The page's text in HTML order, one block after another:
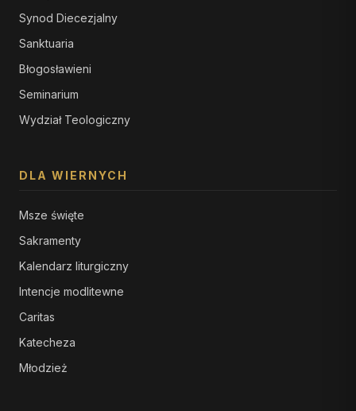
Synod Diecezjalny
Sanktuaria
Błogosławieni
Seminarium
Wydział Teologiczny
DLA WIERNYCH
Msze święte
Sakramenty
Kalendarz liturgiczny
Intencje modlitewne
Caritas
Katecheza
Młodzież